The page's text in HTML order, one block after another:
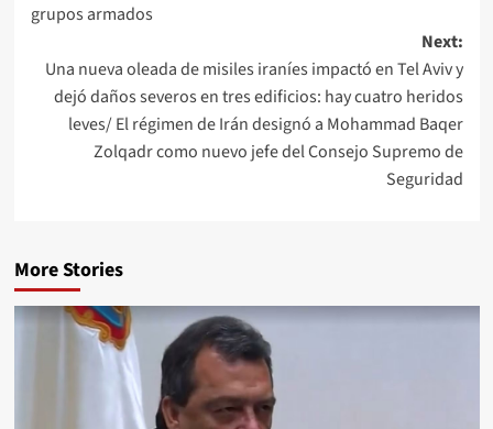
grupos armados
Next:
Una nueva oleada de misiles iraníes impactó en Tel Aviv y
dejó daños severos en tres edificios: hay cuatro heridos
leves/ El régimen de Irán designó a Mohammad Baqer
Zolqadr como nuevo jefe del Consejo Supremo de
Seguridad
More Stories